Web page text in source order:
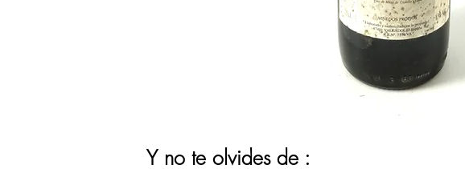
Y no te olvides de :